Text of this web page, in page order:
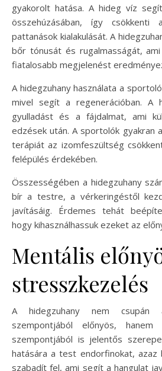
gyakorolt hatása. A hideg víz
összehúzásában, így
pattanások kialakulását. A
bőr tónusát és rugalmasságát,
fiatalosabb megjelenést
A hidegzuhany használata a
mivel segít a regenerációban. A
gyulladást és a fájdalmat, ami
edzések után. A sportolók gyakran
terápiát az izomfeszültség
felépülés érdekében.
Összességében a hidegzuhany
bír a testre, a vérkeringéstől
javításáig. Érdemes tehát
hogy kihasználhassuk ezeket az
Mentális
stresszkezelés
A hidegzuhany nem csupán
szempontjából előnyös,
szempontjából is jelentős
hatására a test endorfinokat, azaz
szabadít fel, ami segít a hangulat